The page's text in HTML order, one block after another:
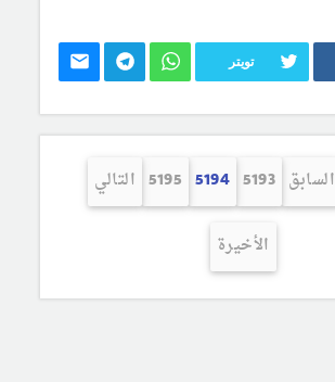
تويتر
السابق 5193
5194
5195 التالي
الأخيرة